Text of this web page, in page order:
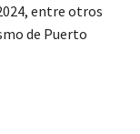
entre otros
de Puerto